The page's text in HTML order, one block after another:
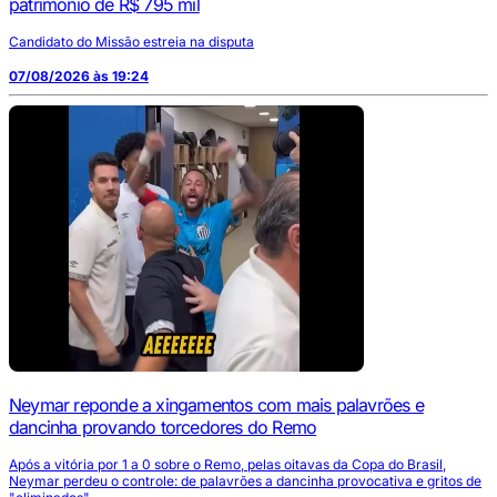
patrimônio de R$ 795 mil
Candidato do Missão estreia na disputa
07/08/2026 às 19:24
Neymar reponde a xingamentos com mais palavrões e
dancinha provando torcedores do Remo
Após a vitória por 1 a 0 sobre o Remo, pelas oitavas da Copa do Brasil,
Neymar perdeu o controle: de palavrões a dancinha provocativa e gritos de